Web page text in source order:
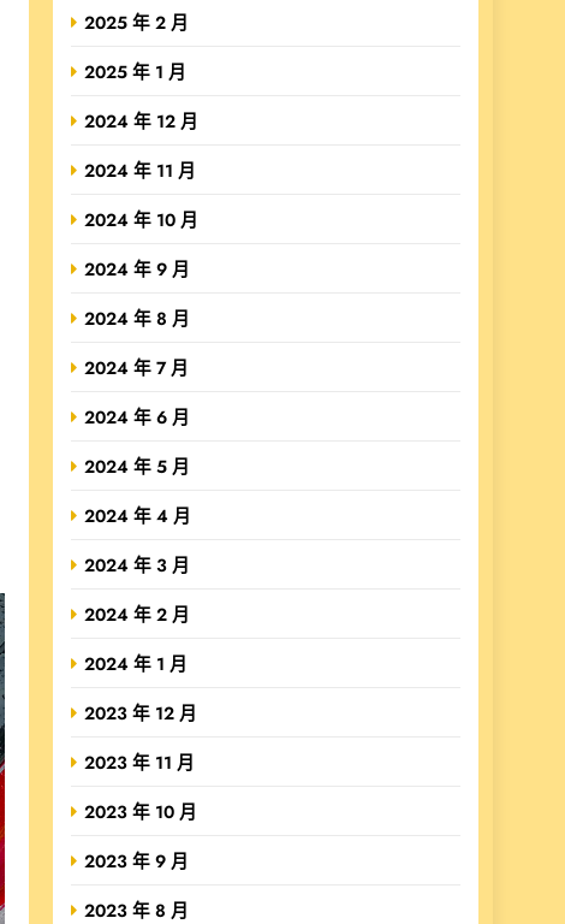
2025 年 2 月
2025 年 1 月
2024 年 12 月
2024 年 11 月
2024 年 10 月
2024 年 9 月
2024 年 8 月
2024 年 7 月
2024 年 6 月
2024 年 5 月
2024 年 4 月
2024 年 3 月
2024 年 2 月
2024 年 1 月
2023 年 12 月
2023 年 11 月
2023 年 10 月
2023 年 9 月
2023 年 8 月